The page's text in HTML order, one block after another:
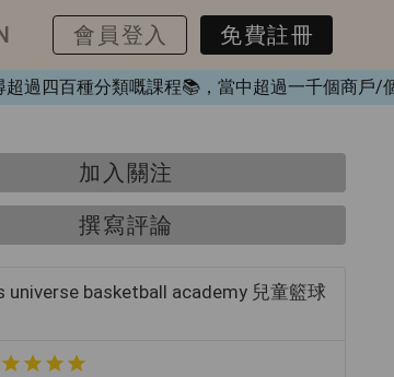
種分類嘅課程📚，當中超過一千個商戶/個人
會員登入 免費註冊
加入關注
撰寫評論
universe basketball academy 兒童籃球